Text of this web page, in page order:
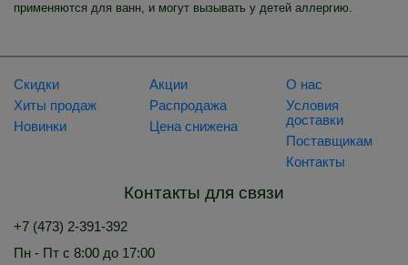
применяются для ванн, и могут вызывать у детей аллергию.
Скидки
Хиты продаж
Новинки
Акции
Распродажа
Цена снижена
О нас
Условия
доставки
Поставщикам
Контакты
Контакты для связи
+7 (473) 2-391-392
Пн - Пт с 8:00 до 17:00